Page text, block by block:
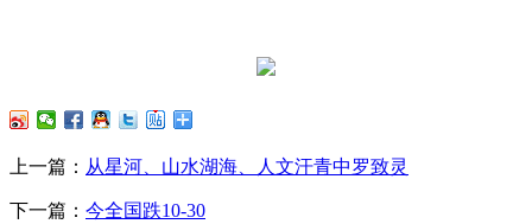
上一篇： 从星河、山水湖海、人文汗青中罗致灵
下一篇： 今全国跌10-30